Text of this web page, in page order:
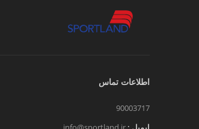
اطلاعات تماس
90003717